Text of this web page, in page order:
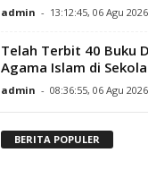
admin - 13:12:45, 06 Agu 2026
Telah Terbit 40 Buku
Agama Islam di
admin - 08:36:55, 06 Agu 2026
BERITA POPULER